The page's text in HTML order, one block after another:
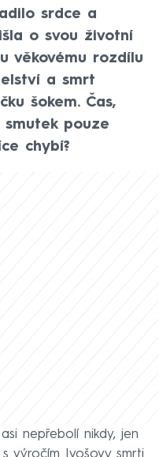
srdce a
o svou životní
věkovému rozdílu
a smrt
šokem. Čas,
pouze
chybí?
nepřebolí nikdy, jen